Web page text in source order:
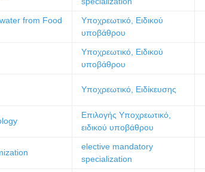
from Food
Υποχρεωτικό, Ειδικού
υποβάθρου
Υποχρεωτικό, Ειδικού
υποβάθρου
Υποχρεωτικό, Ειδίκευσης
Επιλογής Υποχρεωτικό,
ειδικού υποβάθρου
elective mandatory
specialization